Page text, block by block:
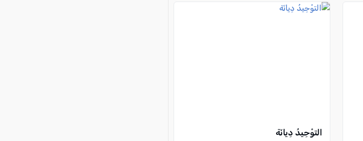
التوْحِيدُ دِيانَة